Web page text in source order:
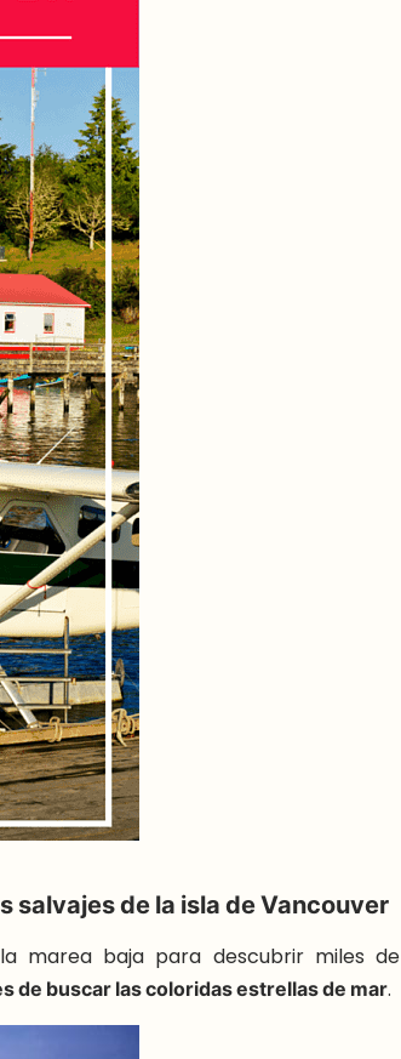
salvajes de la isla de Vancouver
marea baja para descubrir miles de
de buscar las coloridas estrellas de mar.